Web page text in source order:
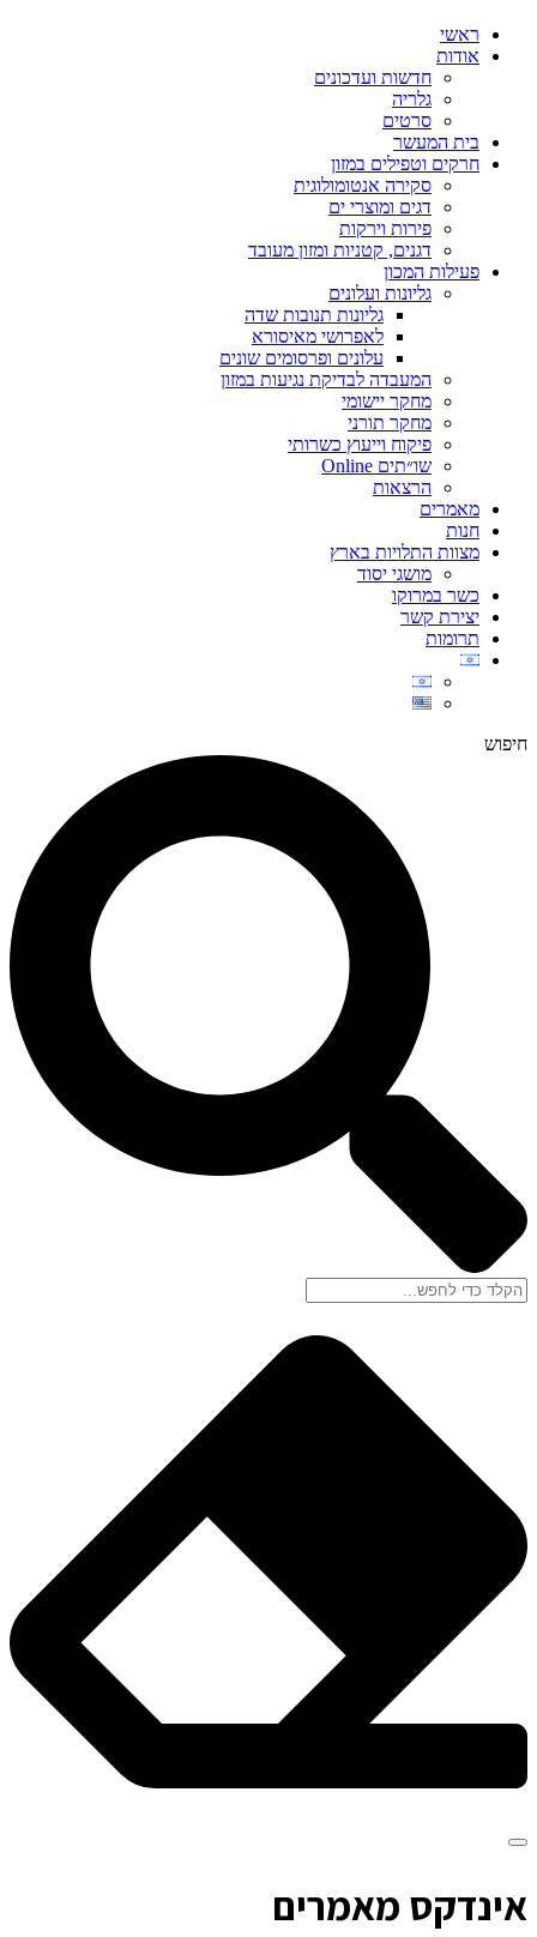
ראשי
אודות
חדשות ועדכונים
גלריה
סרטים
בית המעשר
חרקים וטפילים במזון
סקירה אנטומולוגית
דגים ומוצרי ים
פירות וירקות
דגנים, קטניות ומזון מעובד
פעילות המכון
גליונות ועלונים
גליונות תנובות שדה
לאפרושי מאיסורא
עלונים ופרסומים שונים
המעבדה לבדיקת נגיעות במזון
מחקר יישומי
מחקר תורני
פיקוח וייעוץ כשרותי
שו״תים Online
הרצאות
מאמרים
חנות
מצוות התלויות בארץ
מושגי יסוד
כשר במרוקו
יצירת קשר
תרומות
חיפוש
אינדקס מאמרים